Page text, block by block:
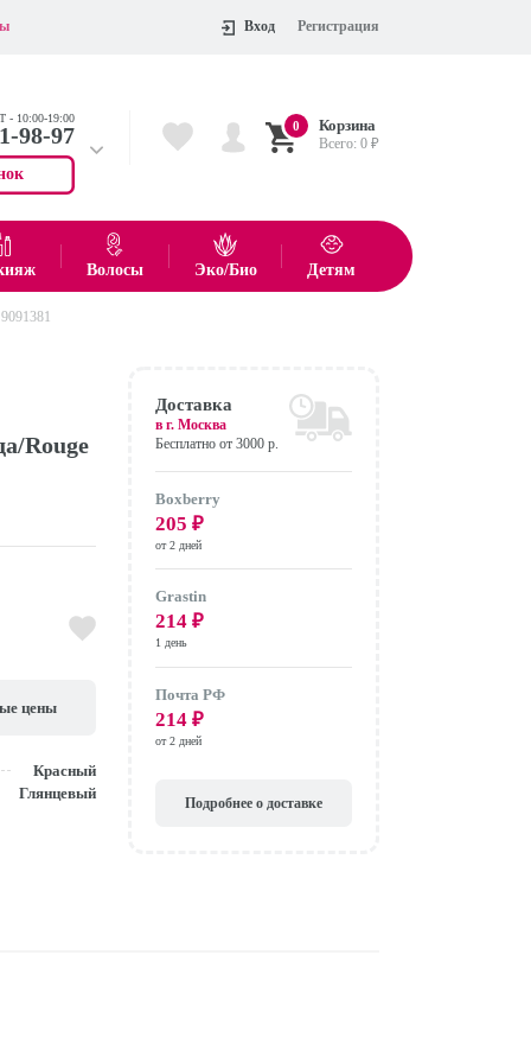
Вход Регистрация
- 10:00-19:00
98-97
55-75
0 Корзина
Всего:0 ₽
показать все товары
Волосы Эко/Био Детям
Rouge
цены
Красный
Глянцевый
Доставка
в г.Москва
Бесплатно от 3000 р.
Boxberry
205 ₽
от 2 дней
Grastin
214 ₽
1 день
Почта РФ
214 ₽
от 2 дней
Подробнее о доставке